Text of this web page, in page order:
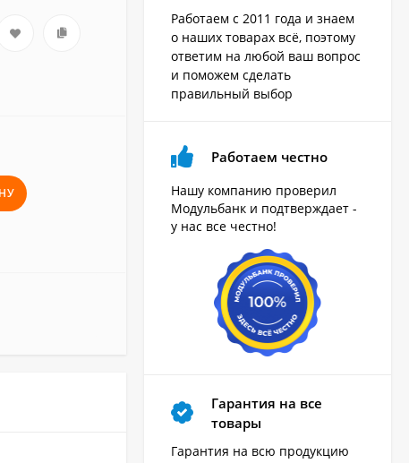
Работаем с 2011 года и знаем
о наших товарах всё, поэтому
ответим на любой ваш вопрос
и поможем сделать
правильный выбор
Работаем честно
Нашу компанию проверил
Модульбанк и подтверждает -
у нас все честно!
Гарантия на все
товары
Гарантия на всю продукцию